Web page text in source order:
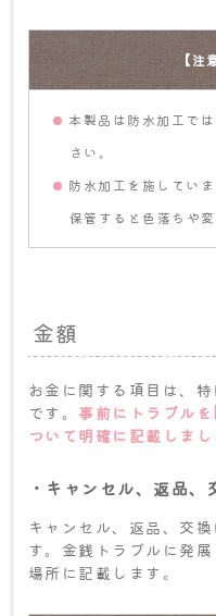
【
本製品は防水加工で
さい。
防水加工を施してい
保管すると色落ちや
金額
お金に関する項目は、
です。 事前にトラブル
ついて明確に記載しまし
・キャンセル、返品、
キャンセル、返品、交
す。金銭トラブルに発
場所に記載します。